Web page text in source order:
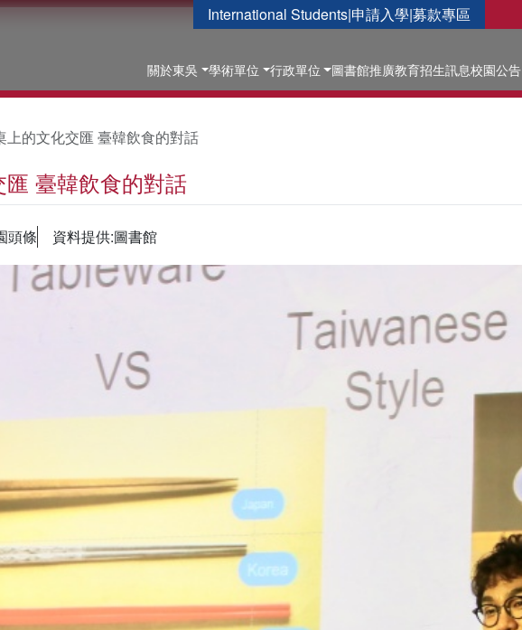
International Students|申請入學|募款專區
關於東吳 學術單位 行政單位 圖書館推廣教育招生訊息校園公告
上的文化交匯 臺韓飲食的對話
臺韓飲食的對話
頭條 資料提供:圖書館